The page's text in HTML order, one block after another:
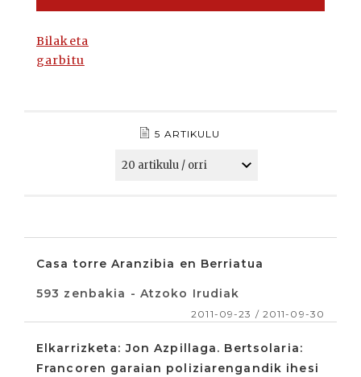
Bilaketa
garbitu
5 ARTIKULU
Casa torre Aranzibia en Berriatua
593 zenbakia - Atzoko Irudiak
2011-09-23 / 2011-09-30
Elkarrizketa: Jon Azpillaga. Bertsolaria:
Francoren garaian poliziarengandik ihesi